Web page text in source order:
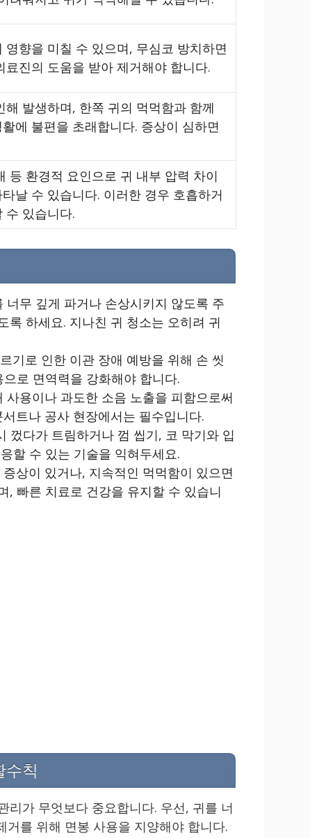
향을 미칠 수 있으며, 무심코 방치하면
진의 도움을 받아 제거해야 합니다.
발생하며, 한쪽 귀의 먹먹함과 함께
에 불편을 초래합니다. 증상이 심하면
등 환경적 요인으로 귀 내부 압력 차이
날 수 있습니다. 이러한 경우 호흡하거
수 있습니다.
너무 깊게 파거나 손상시키지 않도록 주
록 하세요. 지나친 귀 청소는 오히려 귀
기로 인한 이관 장애 예방을 위해 손 씻
로 면역력을 강화해야 합니다.
사용이나 과도한 소음 노출을 피함으로써
트나 공사 현장에서는 필수입니다.
껐다가 트림하거나 껌 씹기, 코 막기와 입
할 수 있는 기술을 익혀두세요.
상이 있거나, 지속적인 먹먹함이 있으면
, 빠른 치료로 건강을 유지할 수 있습니
수칙
리가 무엇보다 중요합니다. 우선, 귀를 너
를 위해 면봉 사용을 지양해야 합니다.